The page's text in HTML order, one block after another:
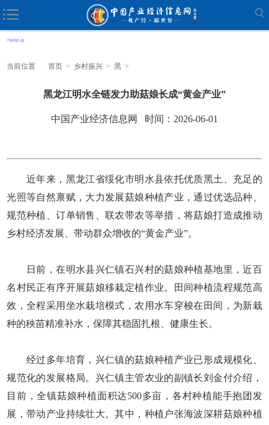
当前位置 首页 > 乡村振兴 > 黑 >
黑龙江明水全链发力助菇娘长成“黄金产业”
中国产业经济信息网 时间：2026-06-01
近年来，黑龙江省绥化市明水县依托优质黑土、充足的
光照等自然禀赋，大力发展菇娘种植产业，通过优选品种、
规范种植、订单销售、联农带农等举措，将菇娘打造成推动
乡村经济发展、带动群众增收的“黄金产业”。
日前，在明水县兴仁镇石兴村的菇娘种植基地里，近百
名村民正有序开展菇娘移栽定植作业。田间种植流程规范高
效，全程采用坐水栽培模式，农用水车穿梭在田间，为新栽
种的秧苗精准补水，保障其稳固扎根、健康生长。
经过多年培育，兴仁镇的菇娘种植产业已形成规模化、
规范化的发展格局。兴仁镇主管农业的副镇长刘金付介绍，
目前，全镇菇娘种植面积达500多亩，各村种植能手抱团发
展，带动产业持续壮大。其中，种植户张海波深耕菇娘种植